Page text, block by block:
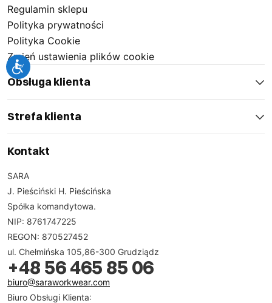
Regulamin sklepu
Polityka prywatności
Polityka Cookie
Zmień ustawienia plików cookie
Obsługa klienta
Strefa klienta
Kontakt
SARA
J. Pieściński H. Pieścińska
Spółka komandytowa.
NIP: 8761747225
REGON: 870527452
ul. Chełmińska 105,86-300 Grudziądz
+48 56 465 85 06
biuro@saraworkwear.com
Biuro Obsługi Klienta: